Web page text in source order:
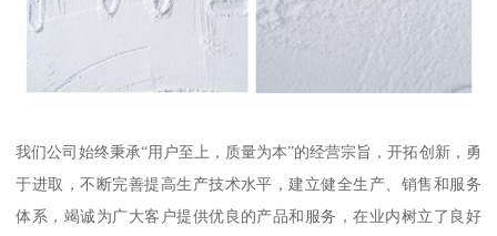
我们公司始终秉承“用户至上，质量为本”的经营宗旨，开拓创新，勇
于进取，不断完善提高生产技术水平，建立健全生产、销售和服务
体系，竭诚为广大客户提供优良的产品和服务，在业内树立了良好